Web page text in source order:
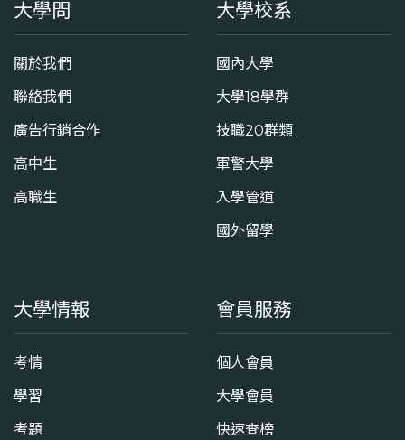
大學問
關於我們
聯絡我們
廣告行銷合作
高中生
高職生
大學校系
國內大學
大學18學群
技職20群類
軍警大學
入學管道
國外留學
大學情報
考情
學習
考題
會員服務
個人會員
大學會員
快速查榜